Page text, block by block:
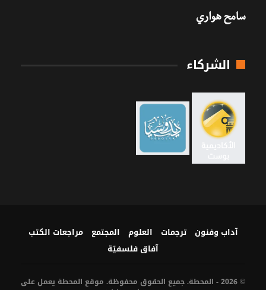
سامح هواري
الشركاء
آداب وفنون ترجمات العلوم المجتمع
مراجعات الكتب
آفاق فلسفيّة‎
© 2026 - المحطة. جميع الحقوق محفوظة. موقع المحطة يعمل على